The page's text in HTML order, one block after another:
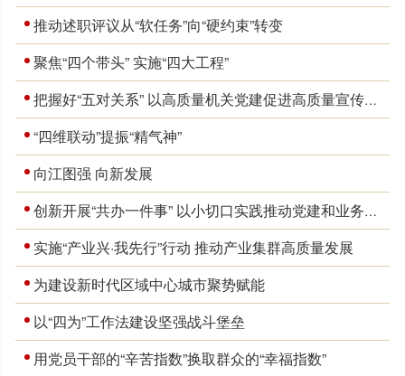
推动述职评议从“软任务”向“硬约束”转变
聚焦“四个带头” 实施“四大工程”
把握好“五对关系” 以高质量机关党建促进高质量宣传报道
“四维联动”提振“精气神”
向江图强 向新发展
创新开展“共办一件事” 以小切口实践推动党建和业务融合
实施“产业兴·我先行”行动 推动产业集群高质量发展
为建设新时代区域中心城市聚势赋能
以“四为”工作法建设坚强战斗堡垒
用党员干部的“辛苦指数”换取群众的“幸福指数”